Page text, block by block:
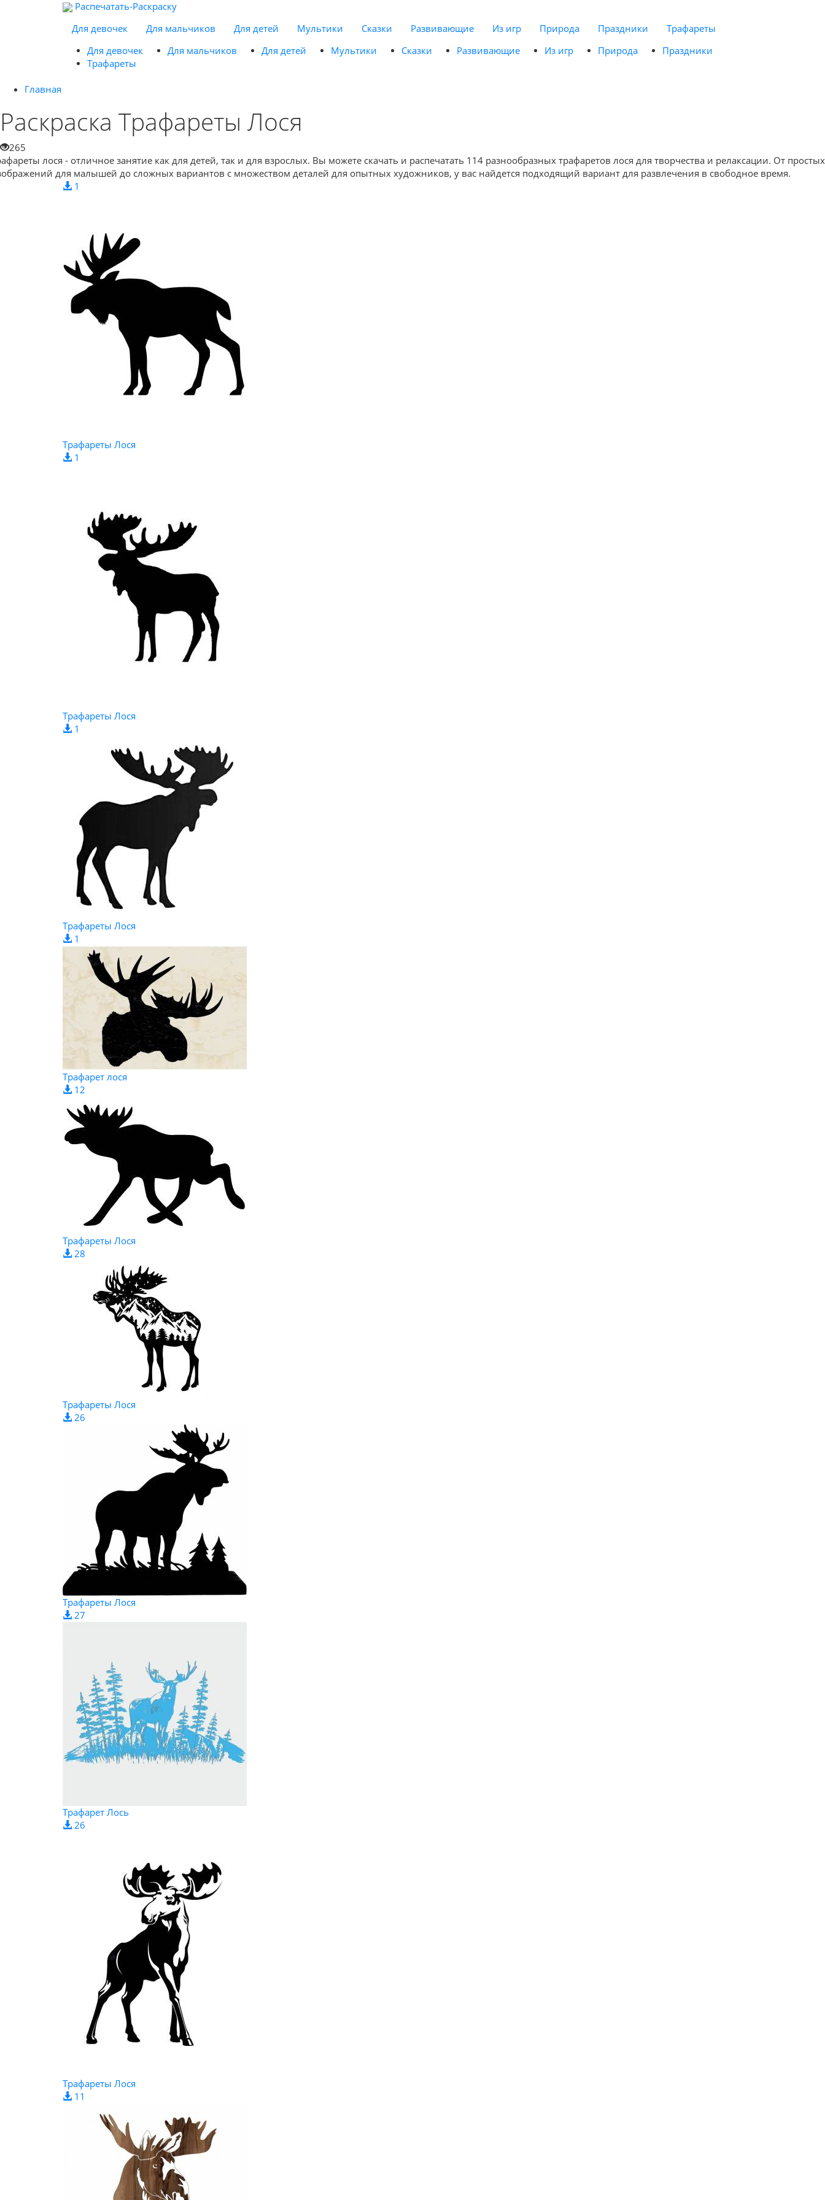
Распечатать-Раскраску
Для девочек
Для мальчиков Для детей Мультики Сказки Развивающие Из игр Природа Праздники
Трафареты
Для девочек
Для мальчиков Для детей Мультики Сказки Развивающие Из игр Природа
Праздники
Трафареты
Главная
Раскраска Трафареты Лося
265
лося - отличное занятие как для детей, так и для взрослых. Вы можете скачать и распечатать 114 разнообразных трафаретов лося для творчества и релаксации. От простых
для малышей до сложных вариантов с множеством деталей для опытных художников, у вас найдется подходящий вариант для развлечения в свободное время.
1
Трафареты Лося
1
Трафареты Лося
1
Трафареты Лося
1
Трафарет лося
12
Трафареты Лося
28
Трафареты Лося
26
Трафареты Лося
27
Трафарет Лось
26
Трафареты Лося
11